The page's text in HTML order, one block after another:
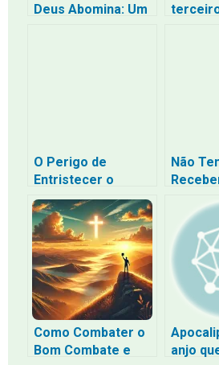
Deus Abomina: Um
O Perigo de
Entristecer o
Espírito: Uma
Análise de Isaías
63:10
Não
de
Como Combater o
Bom Combate e
anjo